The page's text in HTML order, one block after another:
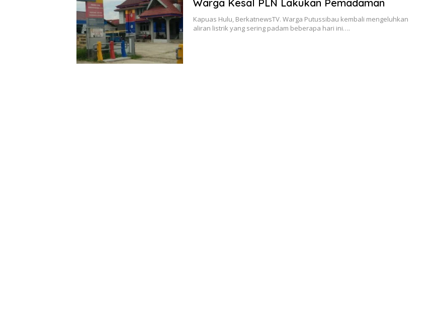
Warga Kesal PLN Lakukan Pemadaman
Kapuas Hulu, BerkatnewsTV. Warga Putussibau kembali mengeluhkan
aliran listrik yang sering padam beberapa hari ini….